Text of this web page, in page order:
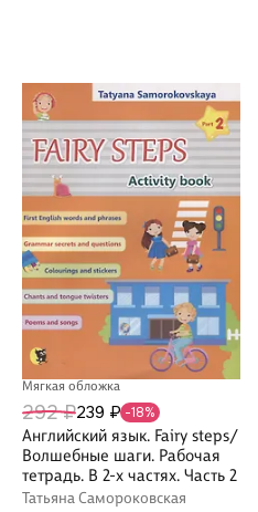
Мягкая обложка
292 ₽239 ₽ -18%
Английский язык. Fairy steps/
Волшебные шаги. Рабочая
тетрадь. В 2-х частях. Часть 2
Татьяна Самороковская